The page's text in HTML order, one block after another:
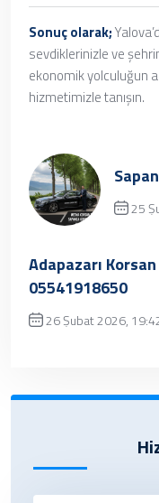
Sonuç olarak;
sevdiklerinizle ve
ekonomik yolculuğun
hizmetimizle tanışın.
25
Adapazarı
05541918650
26 Şubat 2026,